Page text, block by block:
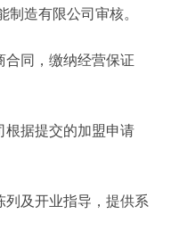
造有限公司审核。
合同，缴纳经营保证
根据提交的加盟申请
列及开业指导，提供系